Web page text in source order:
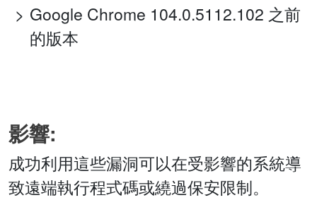
Google Chrome 104.0.5112.102 之前
的版本
影響:
成功利用這些漏洞可以在受影響的系統導
致遠端執行程式碼或繞過保安限制。